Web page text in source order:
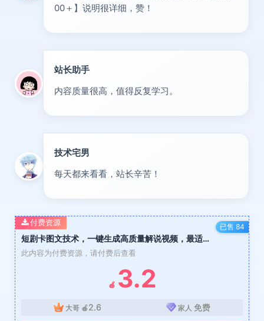
00＋】说明很详细，赞！
站长助手
内容质量很高，值得反复学习。
技术宅男
每天都来看看，站长辛苦！
短剧卡图文技术，一键生成高质量解说视频，最适合小白玩的技术，轻松日入500＋
此内容为付费资源，请付费后查看
🍎 3.2
大哥 🍎 2.6 家人 免费
付费资源 已售 84